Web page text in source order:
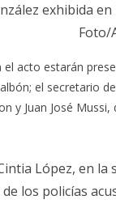
exhibida
Foto/
acto estarán
el secretario
y Juan José
López, en
de los policías